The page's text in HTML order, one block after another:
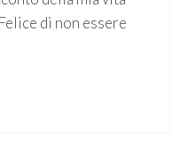
di non essere